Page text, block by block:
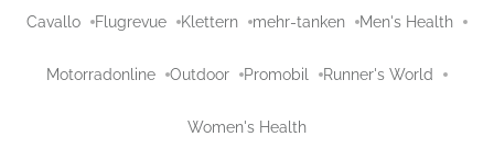
Cavallo Flugrevue Klettern mehr-tanken Men's Health
Motorradonline Outdoor Promobil Runner's World
Women's Health